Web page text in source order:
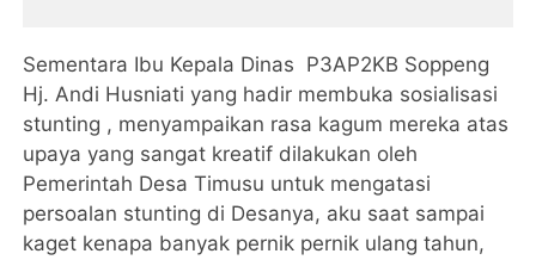
Sementara Ibu Kepala Dinas P3AP2KB Soppeng
Hj. Andi Husniati yang hadir membuka sosialisasi
stunting , menyampaikan rasa kagum mereka atas
upaya yang sangat kreatif dilakukan oleh
Pemerintah Desa Timusu untuk mengatasi
persoalan stunting di Desanya, aku saat sampai
kaget kenapa banyak pernik pernik ulang tahun,